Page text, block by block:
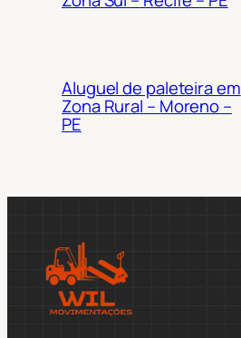
Aluguel de paleteira em
Zona Rural – Moreno –
PE